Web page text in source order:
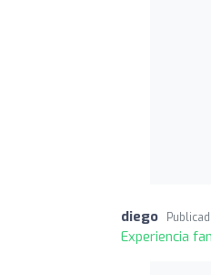
diego
Experiencia